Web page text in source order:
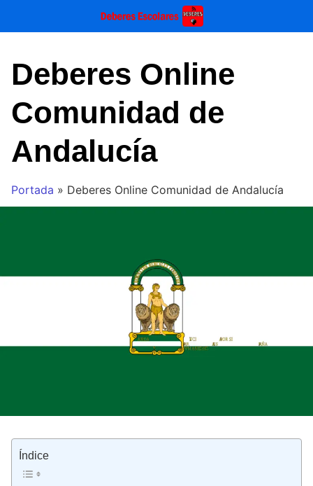
Deberes Online
Comunidad de
Andalucía
Portada » Deberes Online Comunidad de Andalucía
Índice